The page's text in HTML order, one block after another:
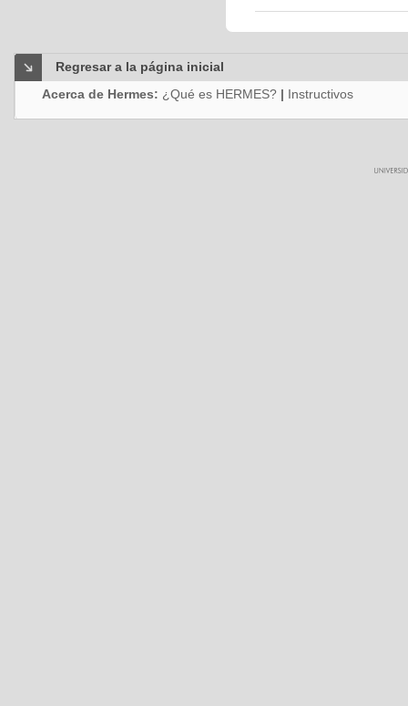
Regresar a la página inicial
Acerca de Hermes: ¿Qué es HERMES? | Instructivos